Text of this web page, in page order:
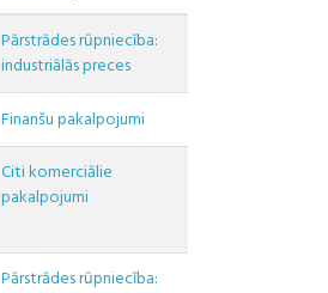
Pārstrādes rūpniecība:
industriālās preces
Finanšu pakalpojumi
Citi komerciālie
pakalpojumi
Pārstrādes rūpniecība: